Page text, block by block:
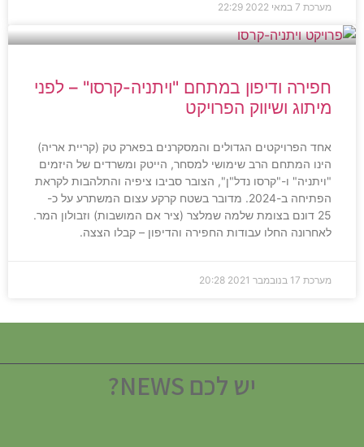
מערכת 7 במאי 2022 22:29
חפירה ודיפון במתחם "ויתניה-קרסו" – לפני
מיתוג ושיווק הפרויקט
אחד הפרויקטים הגדולים והמסקרנים בפארק טק (קריית אריה)
הינו המתחם הרב שימושי למסחר, הייטק ומשרדים של היזמים
"ויתניה" ו-"קרסו נדל"ן", הצובר סביבו ציפיה והתלהבות לקראת
הפתיחה ב-2024. מדובר בשטח קרקע עצום המשתרע על כ-
25 דונם בצומת שלמה שמלצר (ציר אם המושבות) וזבולון המר.
לאחרונה החלו עבודות החפירה והדיפון – קבלו הצצה.
מערכת 17 בנובמבר 2021 20:28
יש לכם NEWS?